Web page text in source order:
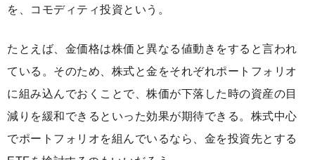
を、コモディティ投資という。
たとえば、金価格は株価と異なる値動きをすると言われ
ている。そのため、株式と金をそれぞれポートフォリオ
に組み込んでおくことで、株価が下落した時の資産の目
減りを緩和できるといった効果が期待できる。株式中心
でポートフォリオを組んでいるなら、金を投資先とする